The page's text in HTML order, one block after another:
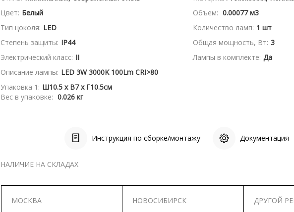
Цвет: Белый Объем: 0.00077 м3
Тип цоколя: LED Количество ламп: 1 шт
Степень защиты: IP44 Общая мощность, Вт: 3
Электрический класс: II Лампы в комплекте: Да
Описание лампы: LED 3W 3000K 100Lm CRI>80
Упаковка 1: Ш10.5 x В7 x Г10.5см
Вес в упаковке: 0.026 кг
Инструкция по сборке/монтажу Документация
НАЛИЧИЕ НА СКЛАДАХ
МОСКВА
НОВОСИБИРСК
ДРУГОЙ